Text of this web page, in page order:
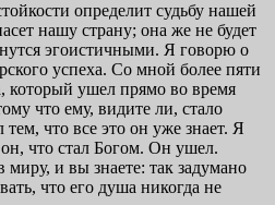
определит судьбу нашей
нашу страну; она же не будет
эгоистичными. Я говорю о
успеха. Со мной более пяти
который ушел прямо во время
что ему, видите ли, стало
что все это он уже знает. Я
что стал Богом. Он ушел.
и вы знаете: так задумано
что его душа никогда не